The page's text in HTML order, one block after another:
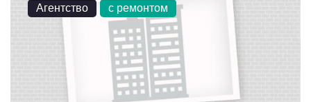
Агентство с ремонтом